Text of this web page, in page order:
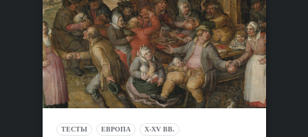
ТЕСТЫ ЕВРОПА X-XV ВВ.